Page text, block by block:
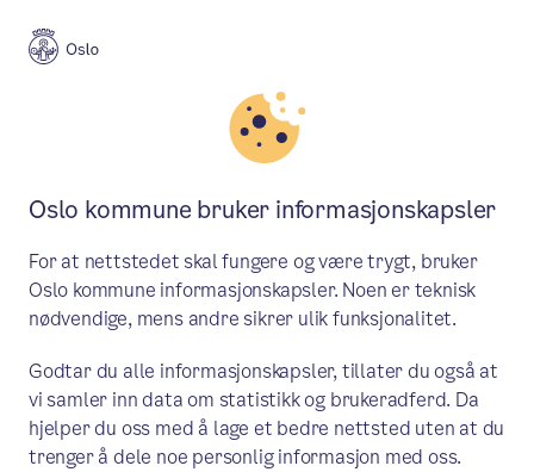
Vi har tatt i bruk nasjonale
sjekklister
Bruk av nasjonale sjekklister i
saksbehandling sikrer enhetlig
saksbehandling på tvers av kommuner.
Oslo kommune bruker informasjonskapsler
For at nettstedet skal fungere og være trygt, bruker
Oslo kommune informasjonskapsler. Noen er teknisk
nødvendige, mens andre sikrer ulik funksjonalitet.
Godtar du alle informasjonskapsler, tillater du også at
vi samler inn data om statistikk og brukeradferd. Da
hjelper du oss med å lage et bedre nettsted uten at du
trenger å dele noe personlig informasjon med oss.